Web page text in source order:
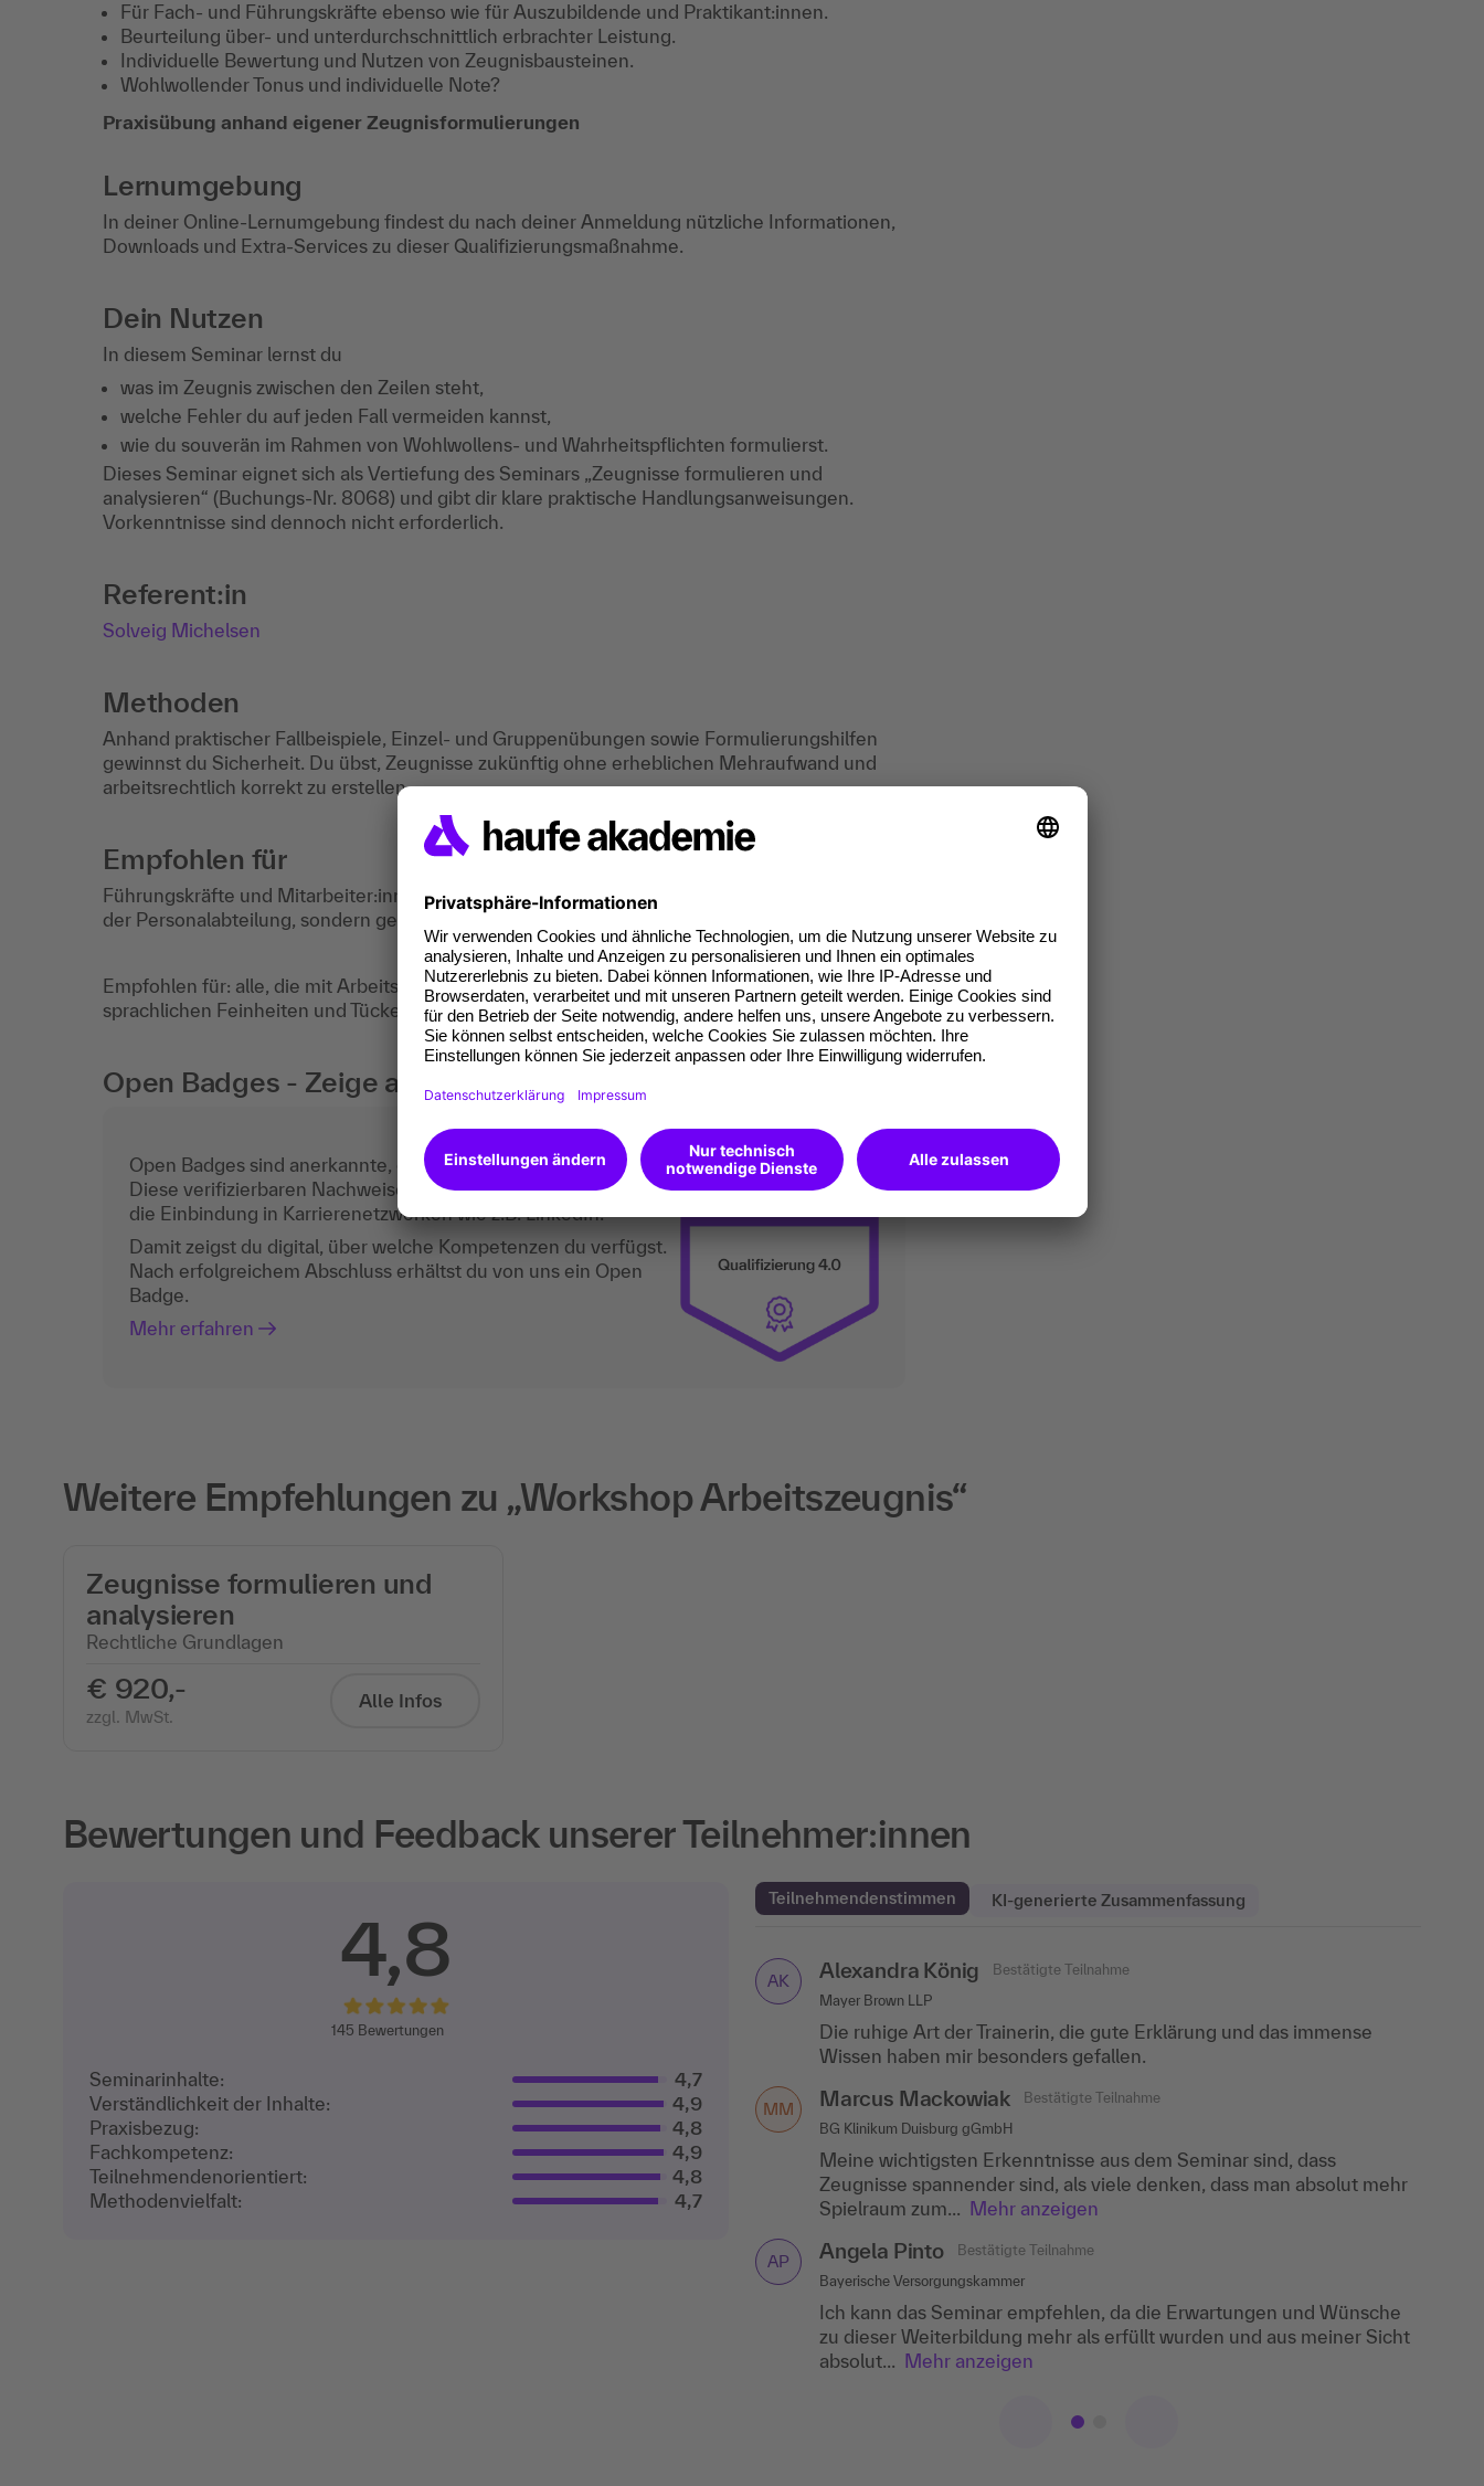
Für Fach- und Führungskräfte ebenso wie für Auszubildende und Praktikant:innen.
Beurteilung über- und unterdurchschnittlich erbrachter Leistung.
Individuelle Bewertung und Nutzen von Zeugnisbausteinen.
Wohlwollender Tonus und individuelle Note?
Praxisübung anhand eigener Zeugnisformulierungen
Lernumgebung
In deiner Online-Lernumgebung findest du nach deiner Anmeldung nützliche Informationen,
Downloads und Extra-Services zu dieser Qualifizierungsmaßnahme.
Dein Nutzen
In diesem Seminar lernst du
was im Zeugnis zwischen den Zeilen steht,
welche Fehler du auf jeden Fall vermeiden kannst,
wie du souverän im Rahmen von Wohlwollens- und Wahrheitspflichten formulierst.
Dieses Seminar eignet sich als Vertiefung des Seminars „Zeugnisse formulieren und
analysieren“ (Buchungs-Nr. 8068) und gibt dir klare praktische Handlungsanweisungen.
Vorkenntnisse sind dennoch nicht erforderlich.
Referent:in
Solveig Michelsen
Methoden
Anhand praktischer Fallbeispiele, Einzel- und Gruppenübungen sowie Formulierungshilfen
gewinnst du Sicherheit. Du übst, Zeugnisse zukünftig ohne erheblichen Mehraufwand und
arbeitsrechtlich korrekt zu erstellen.
Empfohlen für
Führungskräfte und Mitarbeiter:innen des Personalwesens. Zeugnisse sind nicht nur Thema
der Personalabteilung, sondern gehören zur Führungsaufgabe jedes:jeder Vorgesetzten.
Empfohlen für: alle, die mit Arbeitszeugnissen beruflich zu tun haben und/oder mit den
sprachlichen Feinheiten und Tücken vertraut gemacht werden möchten.
Open Badges - Zeige auch digital, was du kannst.
Open Badges sind anerkannte, digitale Teilnahmezertifikate.
Diese verifizierbaren Nachweise sind der aktuelle Standard für
die Einbindung in Karrierenetzwerken wie z.B. LinkedIn.
Damit zeigst du digital, über welche Kompetenzen du verfügst.
Nach erfolgreichem Abschluss erhältst du von uns ein Open
Badge.
Mehr erfahren
Weitere Empfehlungen zu „Workshop Arbeitszeugnis“
Zeugnisse formulieren und
analysieren
Rechtliche Grundlagen
€ 920,-
zzgl. MwSt.
Alle Infos
Bewertungen und Feedback unserer Teilnehmer:innen
4,8
145 Bewertungen
Seminarinhalte:
4,7
Verständlichkeit der Inhalte:
4,9
Praxisbezug:
4,8
Fachkompetenz:
4,9
Teilnehmenden­orientiert:
4,8
Methodenvielfalt:
4,7
Teilnehmendenstimmen KI-generierte Zusammenfassung
AK Alexandra König
Bestätigte Teilnahme
Mayer Brown LLP
Die ruhige Art der Trainerin, die gute Erklärung und das immense
Wissen haben mir besonders gefallen.
MM Marcus Mackowiak
Bestätigte Teilnahme
BG Klinikum Duisburg gGmbH
Meine wichtigsten Erkenntnisse aus dem Seminar sind, dass
Zeugnisse spannender sind, als viele denken, dass man absolut mehr
Spielraum zum...
Mehr anzeigen
AP Angela Pinto
Bestätigte Teilnahme
Bayerische Versorgungskammer
Ich kann das Seminar empfehlen, da die Erwartungen und Wünsche
zu dieser Weiterbildung mehr als erfüllt wurden und aus meiner Sicht
absolut...
Mehr anzeigen
SK Sindy Kukic
Bestätigte Teilnahme
ISO Software Systeme GmbH
Die Fachkompetenz der Trainerin hat mir besonders gefallen.
DK
IHK Düsseldorf
Besonders gefallen hat mir, dass es viele praxisnahe Beispiele gab, die
intensiv besprochen wurden.